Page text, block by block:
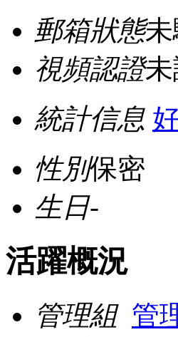
郵箱狀態
視頻認證
統計信息
性別保密
生日-
活躍概況
管理組 管